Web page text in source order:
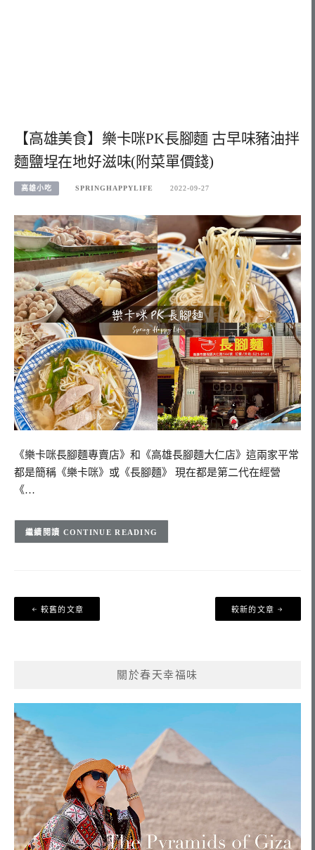
【高雄美食】樂卡咪PK長腳麵 古早味豬油拌
麵鹽埕在地好滋味(附菜單價錢)
高雄小吃 SPRINGHAPPYLIFE 2022-09-27
《樂卡咪長腳麵專賣店》和《高雄長腳麵大仁店》這兩家平常
都是簡稱《樂卡咪》或《長腳麵》 現在都是第二代在經營
《…
CONTINUE READING
文
章
較舊的文章 較新的文章
關於春天幸福味